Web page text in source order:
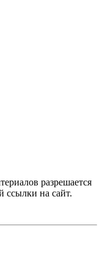
разрешается
ссылки на сайт.